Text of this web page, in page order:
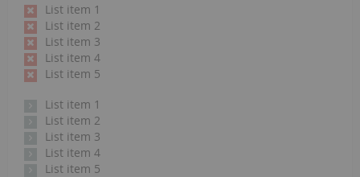
List item 1
List item 2
List item 3
List item 4
List item 5
List item 1
List item 2
List item 3
List item 4
List item 5